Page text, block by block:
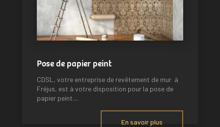
Pose de papier peint
CDSL, votre entreprise de revêtement de mur à
Fréjus, est à votre disposition pour la pose de
papier peint....
En savoir plus